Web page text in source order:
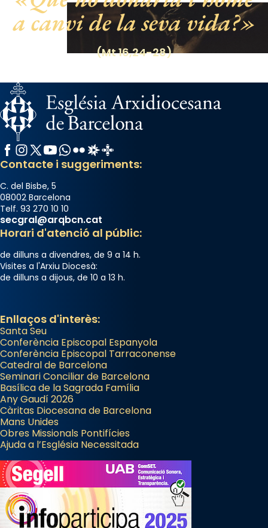
segons una dita popular.
Photo
Share
a canvi de la seva vida?
(Mt 16,24-28)
Facebook
Instagram
X / Twitter
YouTube
WhatsApp
FlickrRadio Estel
Catalunya Cristiana
Contacte i suggeriments:
C. del Bisbe, 5
08002 Barcelona
Telf. 93 270 10 10
secgral@arqbcn.cat
Horari d'atenció al públic:
de dilluns a divendres, de 9 a 14 h.
Visites a l'Arxiu Diocesà:
de dilluns a dijous, de 10 a 13 h.
Enllaços d'interès:
Santa Seu
Conferència Episcopal Espanyola
Conferència Episcopal Tarraconense
Catedral de Barcelona
Seminari Conciliar de Barcelona
Basílica de la Sagrada Família
Any Gaudí 2026
Càritas Diocesana de Barcelona
Mans Unides
Obres Missionals Pontifícies
Ajuda a l’Església Necessitada